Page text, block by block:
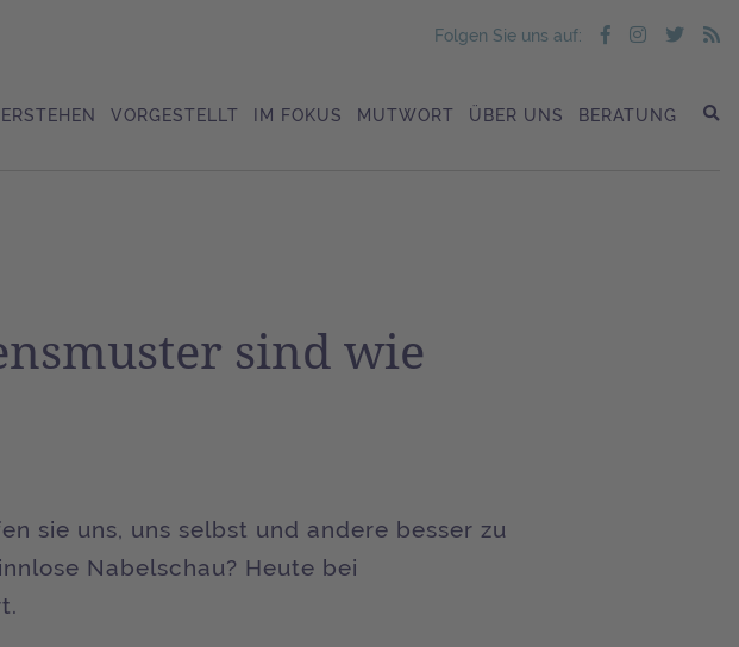
Folgen Sie uns auf:
VORGESTELLT IM FOKUS MUTWORT ÜBER UNS BERATUNG
sind wie
sie uns, uns selbst und andere besser zu
Nabelschau? Heute bei